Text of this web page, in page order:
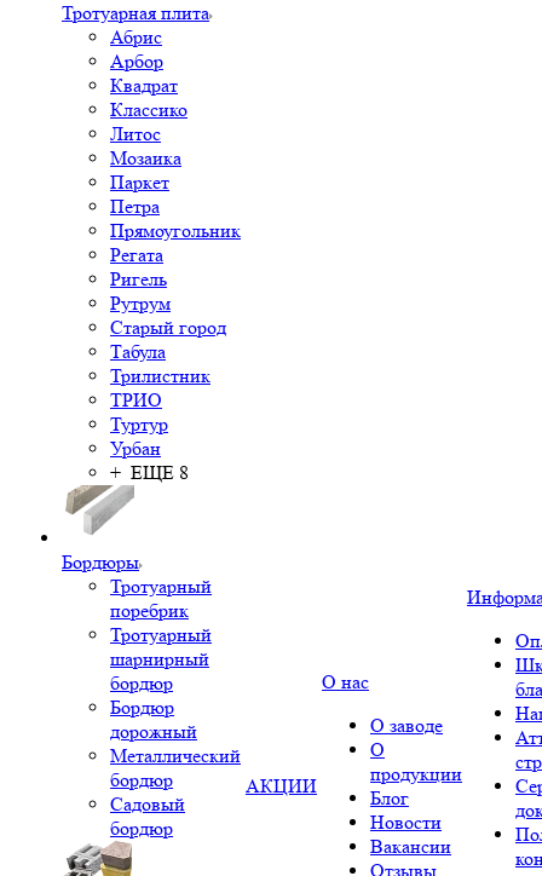
Тротуарная плита
Абрис
Арбор
Квадрат
Классико
Литос
Мозаика
Паркет
Петра
Прямоугольник
Регата
Ригель
Рутрум
Старый город
Табула
Трилистник
ТРИО
Туртур
Урбан
+ ЕЩЕ 8
Бордюры
Тротуарный
поребрик
Тротуарный
шарнирный
бордюр
Бордюр
дорожный
Металлический
бордюр
Садовый
бордюр
АКЦИИ
О нас
О заводе
О
продукции
Блог
Новости
Вакансии
Отзывы